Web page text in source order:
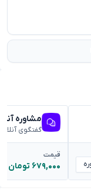
مشاوره
گفتگوی
قیمت
۶۷۹,۰۰۰ تومان